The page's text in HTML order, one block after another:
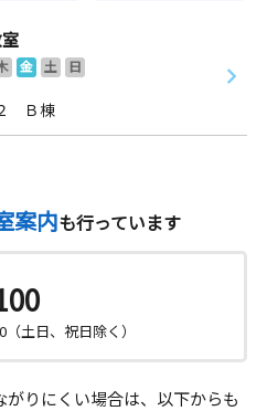
金 土
日
Ｂ棟
案内も行っています
土日、祝日除く）
りにくい場合は、以下からも